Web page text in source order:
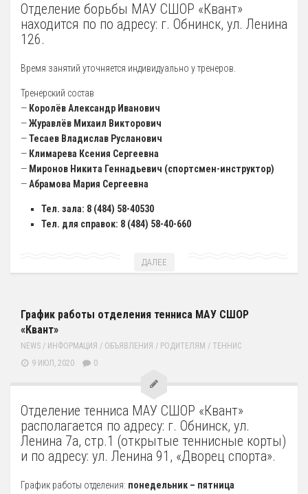
Виды Спорта
Адаптивная физкультура
Легкая атлетика
Лыжные гонки
Пулевая стрельба
Теннис
Фитнес-аэробика
Художественная гимнастика
Чир Спорт
Доп. услуги
Родителям
Информация о Приеме
График работы отделений
Отделение борьбы МАУ СШОР «Квант»
находится по по адресу: г. Обнинск, ул. Ленина
126.
Время занятий уточняется индивидуально у тренеров.
Тренерский состав
— Королёв Александр Иванович
—Журавлёв Михаил Викторович
—Тесаев Владислав Русланович
— Климарева Ксения Сергеевна
— Миронов Никита Геннадьевич (спортсмен-инструктор)
—Абрамова Мария Сергеевна
Тел. зала: 8 (484) 58-40530
Тел. для справок: 8 (484) 58-40-660
ДАЛЕЕ
График работы отделения тенниса МАУ СШОР
«Квант»
NEWS / ИНФОРМАЦИЯ / ОБЪЯВЛЕНИЯ / РОДИТЕЛЯМ / ТЕННИС
9 ИЮЛ, 2020
0
Отделение тенниса МАУ СШОР «Квант»
располагается по адресу: г. Обнинск, ул.
Ленина 7а, стр.1 (открытые теннисные корты)
и по адресу: ул. Ленина 91, «Дворец спорта».
График работы отделения: понедельник – пятница